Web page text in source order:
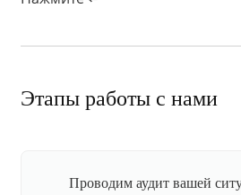
Этапы работы с нами
Проводим аудит вашей